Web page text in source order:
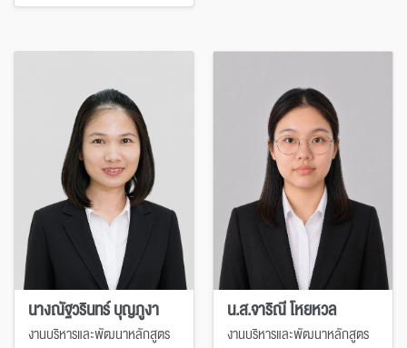
นางณัฐวรินทร์ บุญภูงา
งานบริหารและพัฒนาหลักสูตร
น.ส.จาริณี โหยหวล
งานบริหารและพัฒนาหลักสูตร